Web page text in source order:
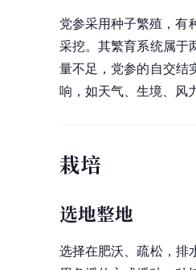
党参采用种子繁殖，有
采挖。其繁育系统属于
量不足，党参的自交结
响，如天气、生境、风
栽培
选地整地
选择在肥沃、疏松，排